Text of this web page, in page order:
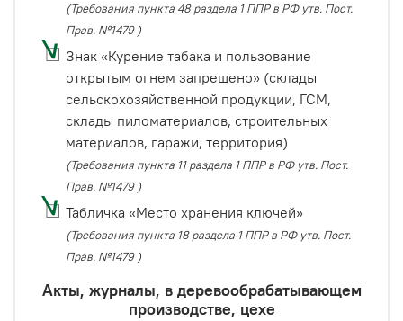
(Требования пункта 48 раздела 1 ППР в РФ утв. Пост.
Прав. №1479 )
Знак «Курение табака и пользование
открытым огнем запрещено» (склады
сельскохозяйственной продукции, ГСМ,
склады пиломатериалов, строительных
материалов, гаражи, территория)
(Требования пункта 11 раздела 1 ППР в РФ утв. Пост.
Прав. №1479 )
Табличка «Место хранения ключей»
(Требования пункта 18 раздела 1 ППР в РФ утв. Пост.
Прав. №1479 )
Акты, журналы, в деревообрабатывающем
производстве, цехе